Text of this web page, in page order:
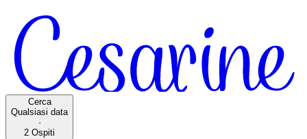
Cerca
Qualsiasi data
·
2 Ospiti